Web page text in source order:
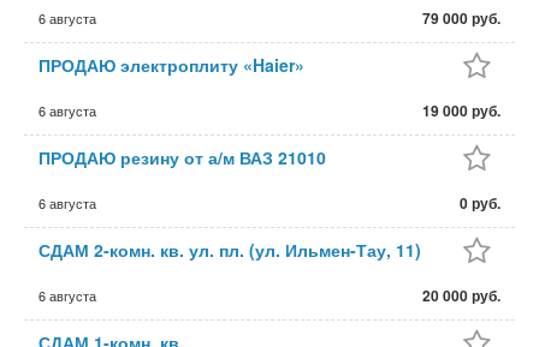
6 августа 79 000 руб.
ПРОДАЮ электроплиту «Haier»
6 августа 19 000 руб.
ПРОДАЮ резину от а/м ВАЗ 21010
6 августа 0 руб.
СДАМ 2-комн. кв. ул. пл. (ул. Ильмен-Тау, 11)
6 августа 20 000 руб.
СДАМ 1-комн. кв.